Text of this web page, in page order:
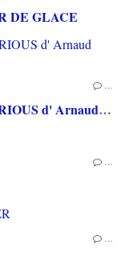
DE GLACE
…
[REVUE LIVRE CINEMA] FAST & FURIOUS d' Arnaud BRIAND aux éditions CASA
…
…